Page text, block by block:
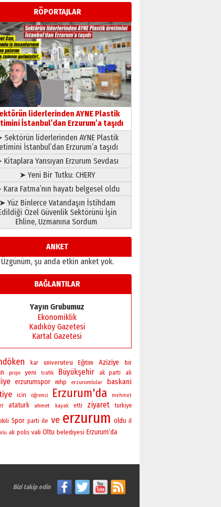
Ahmed Yesevi’den bir
Alperen… ”Reisimiz” idi…
Hakka yürüdü.!
26 Mart 2026 Perşembe
Cem Bakırcı
Ardında bıraktığı hatıralarıyla
gönül adamı Faruk Terzioğlu!
13 Mayıs 2026 Çarşamba
Esat BİNDESEN
Başkan Sekmen’den Erzurum’a
bir vizyon proje daha!
02 Ağustos 2026 Pazar
RÖPORTAJLAR
liderlerinden AYNE Plastik
İstanbul’dan Erzurum’a taşıdı
Sektörün liderlerinden AYNE Plastik
İstanbul’dan Erzurum’a taşıdı
Kitaplara Yansıyan Erzurum Sevdası
➤ Yeni Bir Tutku: CHERY
Kara Fatma’nın hayatı belgesel oldu
➤ Yüz Binlerce Vatandaşın İstihdam
Özel Güvenlik Sektörünü İşin
Ehline, Uzmanına Sordum
ANKET
Üzgünüm, şu anda etkin anket yok.
BAĞLANTILAR
Yayın Grubumuz
Ekonomiklik
Kadıköy Gazetesi
Kartal Gazetesi
kar universitesi Eğitim Aziziye bir
proje yeni trafik Büyükşehir ak parti ali
erzurumspor mhp erzurumlular baskani
icin öğrenci Erzurum'da mehmet
ataturk ahmet kayak etti ziyaret turkiye
Spor parti ile ve erzurum oldu il
ak polis vali Oltu belediyesi Erzurum’da
Bizi takip edin